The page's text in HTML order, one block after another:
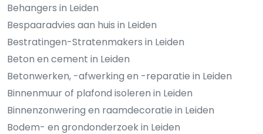
Behangers in Leiden
Bespaaradvies aan huis in Leiden
Bestratingen-Stratenmakers in Leiden
Beton en cement in Leiden
Betonwerken, -afwerking en -reparatie in Leiden
Binnenmuur of plafond isoleren in Leiden
Binnenzonwering en raamdecoratie in Leiden
Bodem- en grondonderzoek in Leiden